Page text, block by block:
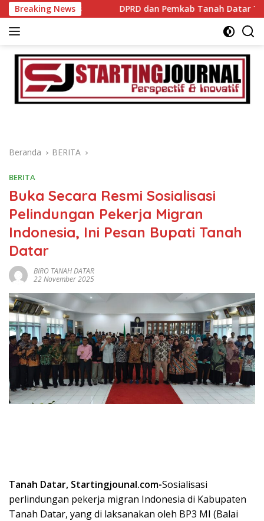
Langsung
ke
konten
Breaking News
Agustus DPRD dan Pemkab Tanah Datar
Beranda BERITA
BERITA
Buka Secara Resmi Sosialisasi
Pelindungan Pekerja Migran
Indonesia, Ini Pesan Bupati Tanah
Datar
BIRO TANAH DATAR
22 November 2025
Tanah Datar, Startingjounal.com-Sosialisasi
perlindungan pekerja migran Indonesia di Kabupaten
Tanah Datar, yang di laksanakan oleh BP3 MI (Balai